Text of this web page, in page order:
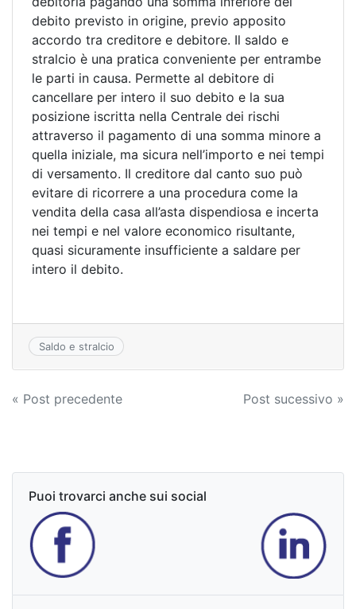
debito previsto in origine, previo apposito
accordo tra creditore e debitore. Il saldo e
stralcio è una pratica conveniente per entrambe
le parti in causa. Permette al debitore di
cancellare per intero il suo debito e la sua
posizione iscritta nella Centrale dei rischi
attraverso il pagamento di una somma minore a
quella iniziale, ma sicura nell’importo e nei tempi
di versamento. Il creditore dal canto suo può
evitare di ricorrere a una procedura come la
vendita della casa all’asta dispendiosa e incerta
nei tempi e nel valore economico risultante,
quasi sicuramente insufficiente a saldare per
intero il debito.
Saldo e stralcio
Navigazione
« Post precedente Post sucessivo »
Puoi trovarci anche sui social